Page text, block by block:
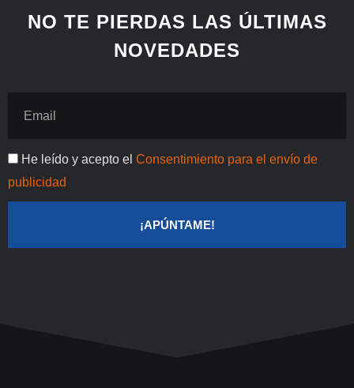
i
n
e
s
t
o
k
NO TE PIERDAS LAS ÚLTIMAS
NOVEDADES
Publicidad
He leído y acepto el Consentimiento para el envío de
publicidad
¡APÚNTAME!